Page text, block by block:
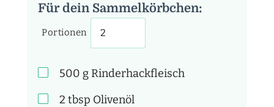
Für dein Sammelkörbchen:
Portionen
500 g Rinderhackfleisch
2 tbsp Olivenöl